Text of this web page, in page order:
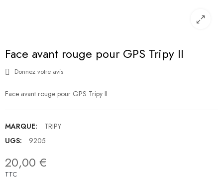
Face avant rouge pour GPS Tripy II
Donnez votre avis
Face avant rouge pour GPS Tripy II
MARQUE:
TRIPY
UGS:
9205
20,00 €
TTC